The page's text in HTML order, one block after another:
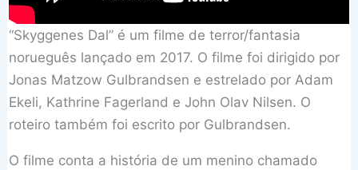
“Skyggenes Dal” é um filme de terror/fantasia
norueguês lançado em 2017. O filme foi dirigido por
Jonas Matzow Gulbrandsen e estrelado por Adam
Ekeli, Kathrine Fagerland e John Olav Nilsen. O
roteiro também foi escrito por Gulbrandsen.
O filme conta a história de um menino chamado